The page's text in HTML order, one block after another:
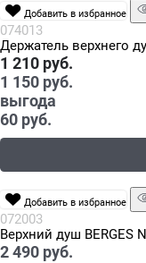
Добавить в избранное
074013
Держатель верхнего
1 210 руб.
1 150 руб.
выгода
60 руб.
Добавить в избранное
072003
Верхний душ BERGES
2 490 руб.